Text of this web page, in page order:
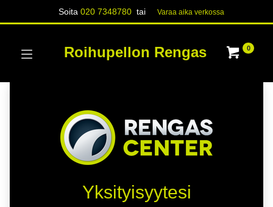
Soita020 7348780 tai Varaa aika verk​​​​ossa
Roihupellon Rengas 0
Yksityisyytesi